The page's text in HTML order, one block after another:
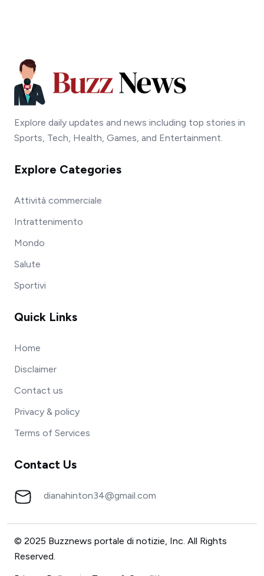
Explore daily updates and news including top stories in
Sports, Tech, Health, Games, and Entertainment.
Explore Categories
Attività commerciale
Intrattenimento
Mondo
Salute
Sportivi
Quick Links
Home
Disclaimer
Contact us
Privacy & policy
Terms of Services
Contact Us
dianahinton34@gmail.com
© 2025 Buzznews portale di notizie, Inc. All Rights
Reserved.